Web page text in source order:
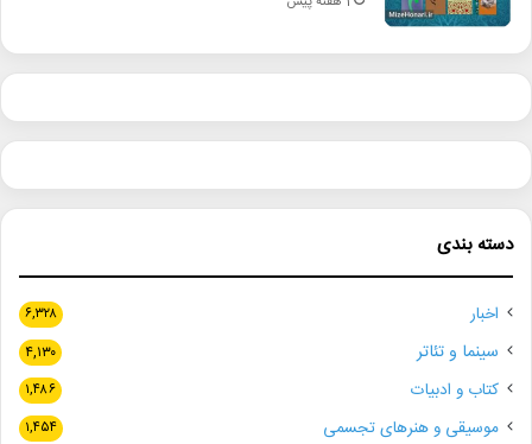
دسته بندی
اخبار ۶,۳۲۸
سینما و تئاتر ۴,۱۳۰
کتاب و ادبیات ۱,۴۸۶
موسیقی و هنرهای تجسمی ۱,۴۵۴